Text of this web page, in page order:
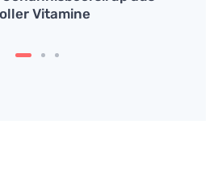
Vitamine